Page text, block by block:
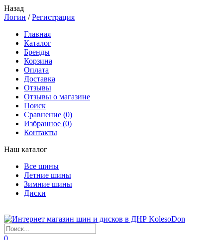
Назад
Логин /Регистрация
Главная
Каталог
Бренды
Корзина
Оплата
Доставка
Отзывы
Отзывы о магазине
Поиск
Сравнение (0)
Избранное (0)
Контакты
Наш каталог
Все шины
Летние шины
Зимние шины
Диски
0